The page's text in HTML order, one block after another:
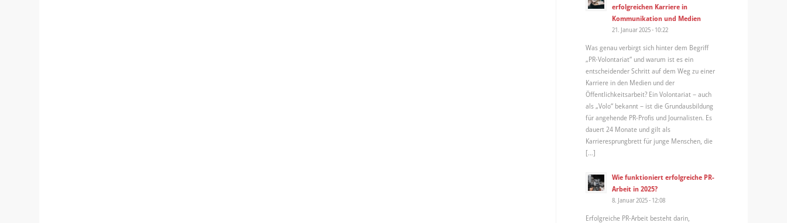
erfolgreichen Karriere in
Kommunikation und Medien
21. Januar 2025 - 10:22
Was genau verbirgt sich hinter dem Begriff
„PR-Volontariat“ und warum ist es ein
entscheidender Schritt auf dem Weg zu einer
Karriere in den Medien und der
Öffentlichkeitsarbeit? Ein Volontariat – auch
als „Volo“ bekannt – ist die Grundausbildung
für angehende PR-Profis und Journalisten. Es
dauert 24 Monate und gilt als
Karrieresprungbrett für junge Menschen, die
[…]
Wie funktioniert erfolgreiche PR-
Arbeit in 2025?
8. Januar 2025 - 12:08
Erfolgreiche PR-Arbeit besteht darin,